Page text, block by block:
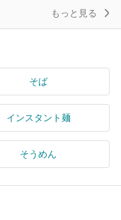
もっと見る
そば
インスタント麺
そうめん